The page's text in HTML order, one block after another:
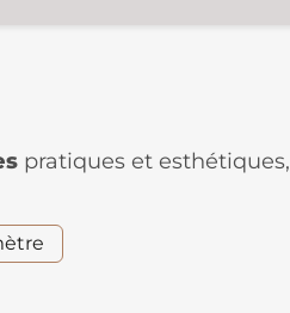
pratiques et esthétiques,
et les taches